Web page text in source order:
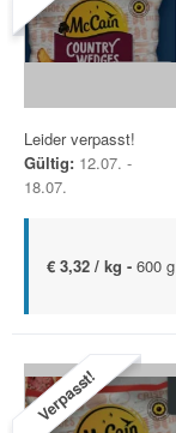
Leider verpasst!
Gültig: 12.07. -
18.07.
€ 3,32 / kg - 600 g
Verpasst!